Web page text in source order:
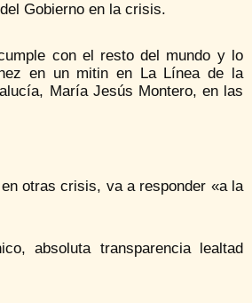
Gobierno en la crisis.
con el resto del mundo y lo
en un mitin en La Línea de la
María Jesús Montero, en las
otras crisis, va a responder «a la
absoluta transparencia lealtad